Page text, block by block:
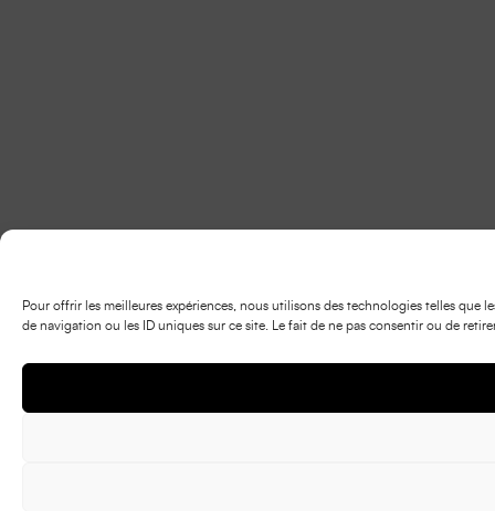
Pour offrir les meilleures expériences, nous utilisons des technologies telles
de navigation ou les ID uniques sur ce site. Le fait de ne pas consentir ou de